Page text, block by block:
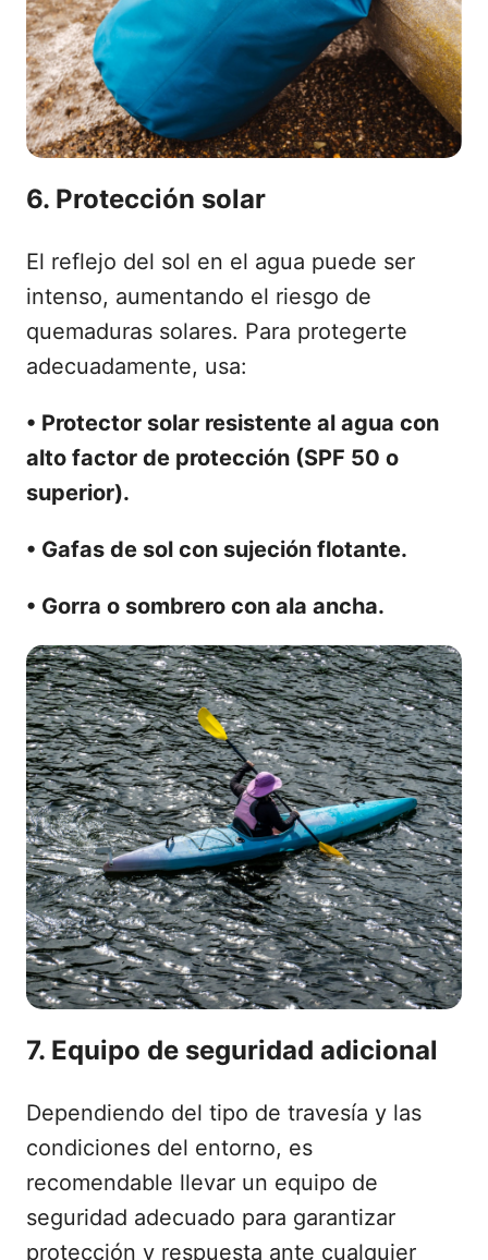
6. Protección solar
El reflejo del sol en el agua puede ser
intenso, aumentando el riesgo de
quemaduras solares. Para protegerte
adecuadamente, usa:
• Protector solar resistente al agua con
alto factor de protección (SPF 50 o
superior).
• Gafas de sol con sujeción flotante.
• Gorra o sombrero con ala ancha.
7. Equipo de seguridad adicional
Dependiendo del tipo de travesía y las
condiciones del entorno, es
recomendable llevar un equipo de
seguridad adecuado para garantizar
protección y respuesta ante cualquier